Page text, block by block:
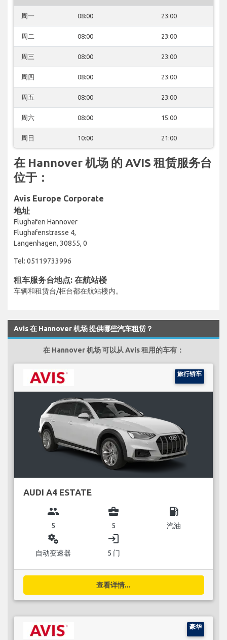
周一 08:00 23:00
周二 08:00 23:00
周三 08:00 23:00
周四 08:00 23:00
周五 08:00 23:00
周六 08:00 15:00
周日 10:00 21:00
在 Hannover 机场 的 AVIS 租赁服务台
位于：
Avis Europe Corporate
地址
Flughafen Hannover
Flughafenstrasse 4,
Langenhagen, 30855, 0
Tel: 05119733996
租车服务台地点: 在航站楼
车辆和租赁台/柜台都在航站楼内。
Avis 在 Hannover 机场 提供哪些汽车租赁？
在 Hannover 机场 可以从 Avis 租用的车有：
旅行轿车
AUDI A4 ESTATE
group
5
business_center
5
local_gas_station
汽油
miscellaneous_services
自动变速器
login
5 门
查看详情...
豪华